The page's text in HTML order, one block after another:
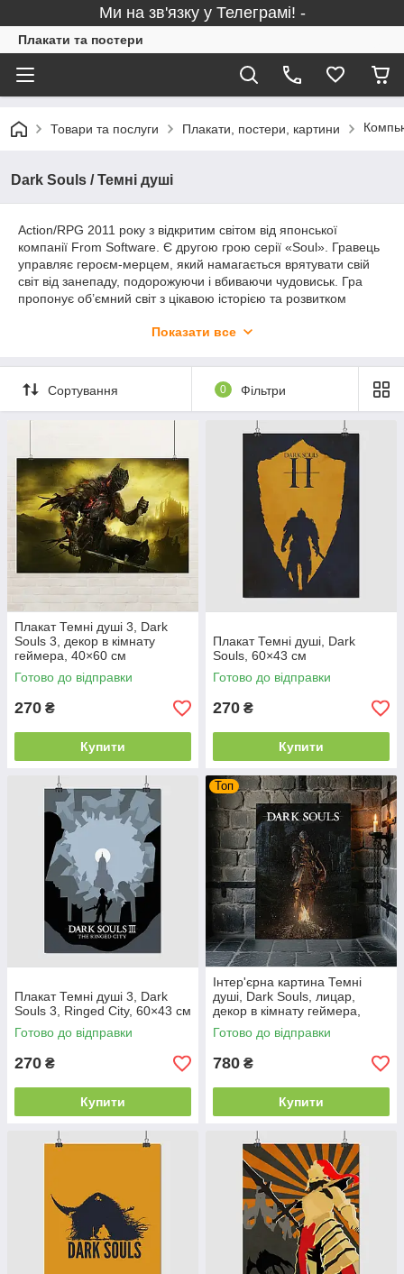
Ми на зв'язку у Телеграмі! -
Плакати та постери
Товари та послуги Плакати, постери, картини
Dark Souls / Темні душі
Action/RPG 2011 року з відкритим світом від японської
компанії From Software. Є другою грою серії «Soul». Гравець
управляє героєм-мерцем, який намагається врятувати свій
світ від занепаду, подорожуючи і вбиваючи чудовиськ. Гра
пропонує об’ємний світ з цікавою історією та розвитком
людиною. Плакати по мотивам відеогри «Темні душі» Ви
Показати все
Сортування 0 Фільтри
Плакат Темні душі 3, Dark
Souls 3, декор в кімнату
геймера, 40×60 см
Готово до відправки
270 ₴
Купити
Плакат Темні душі, Dark
Souls, 60×43 см
Готово до відправки
270 ₴
Купити
Плакат Темні душі 3, Dark
Souls 3, Ringed City, 60×43 см
Готово до відправки
270 ₴
Купити
Топ
Інтер'єрна картина Темні
душі, Dark Souls, лицар,
декор в кімнату геймера,
60×43 см
Готово до відправки
780 ₴
Купити